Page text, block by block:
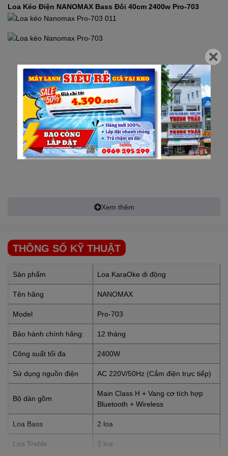
Loa Kéo Điện NANOMAX Bass Đôi 40cm 2400w Pro-703
Xem thêm
THÔNG SỐ KỸ THUẬT
Sản phẩm Loa KaraOke di động
Tên hãng NANOMAX
Model Pro-703
Bảo hành chính hãng: 12 tháng
Công suất tối đa 2400W
Sử dụng nguồn điện AC 220V/50Hz (Cắm điện trực tiếp)
Bộ dàn gồm
Main Class H + Vang cơ tích hợp
Bluetooth + Wireless
Loa Bass 2 loa
Loa Treble 2 loa